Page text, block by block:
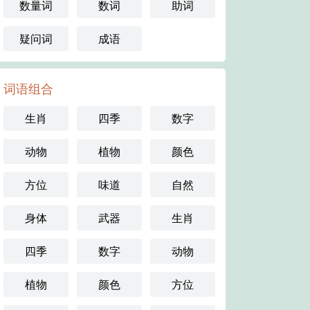
数量词 数词 助词
疑问词 成语
词语组合
生肖 四季 数字
动物 植物 颜色
方位 味道 自然
身体 武器 生肖
四季 数字 动物
植物 颜色 方位